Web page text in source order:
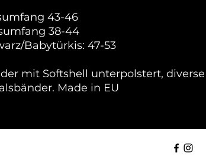
43-46
38-44
Babytürkis: 47-53
mit Softshell unterpolstert, diverse
Made in EU